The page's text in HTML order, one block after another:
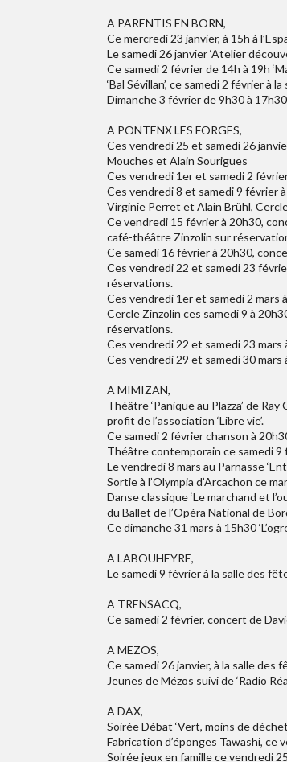
A PARENTIS EN BORN,
Ce mercredi 23 janvier, à 15h à
Le samedi 26 janvier ‘Atelier
Ce samedi 2 février de 14h à 19h
‘Bal Sévillan’, ce samedi 2 février à
Dimanche 3 février de 9h30 à
A PONTENX LES FORGES,
Ces vendredi 25 et samedi 26
Mouches et Alain Sourigues
Ces vendredi 1er et samedi 2
Ces vendredi 8 et samedi 9 février
Virginie Perret et Alain Brühl,
Ce vendredi 15 février à 20h30,
café-théâtre Zinzolin sur
Ce samedi 16 février à 20h30,
Ces vendredi 22 et samedi 23
réservations.
Ces vendredi 1er et samedi 2 mars
Cercle Zinzolin ces samedi 9 à
réservations.
Ces vendredi 22 et samedi 23
Ces vendredi 29 et samedi 30 mars
A MIMIZAN,
Théâtre ‘Panique au Plazza’ de
profit de l’association ‘Libre vie’.
Ce samedi 2 février chanson à
Théâtre contemporain ce samedi 9
Le vendredi 8 mars au Parnasse
Sortie à l’Olympia d’Arcachon ce
Danse classique ‘Le marchand et
du Ballet de l’Opéra National de
Ce dimanche 31 mars à 15h30
A LABOUHEYRE,
Le samedi 9 février à la salle des
A TRENSACQ,
Ce samedi 2 février, concert de
A MEZOS,
Ce samedi 26 janvier, à la salle des
Jeunes de Mézos suivi de ‘Radio
A DAX,
Soirée Débat ‘Vert, moins de
Fabrication d’éponges Tawashi, ce
Soirée jeux en famille ce vendredi